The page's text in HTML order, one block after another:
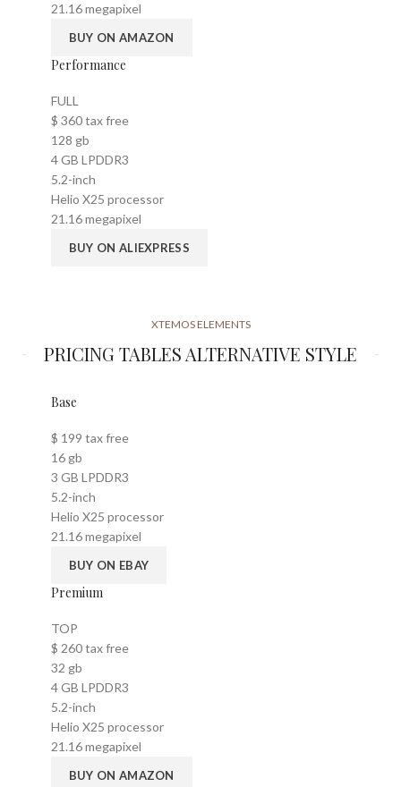
21.16 megapixel
BUY ON AMAZON
Performance
FULL
$ 360tax free
128 gb
4 GB LPDDR3
5.2-inch
Helio X25 processor
21.16 megapixel
BUY ON ALIEXPRESS
XTEMOS ELEMENTS
PRICING TABLES ALTERNATIVE STYLE
Base
$ 199 tax free
16 gb
3 GB LPDDR3
5.2-inch
Helio X25 processor
21.16 megapixel
BUY ON EBAY
Premium
TOP
$ 260tax free
32 gb
4 GB LPDDR3
5.2-inch
Helio X25 processor
21.16 megapixel
BUY ON AMAZON